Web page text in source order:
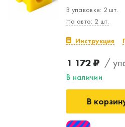
В упаковке: 2 шт.
На авто: 2 шт.
Инструкция
1 172 ₽ /
В наличии
В